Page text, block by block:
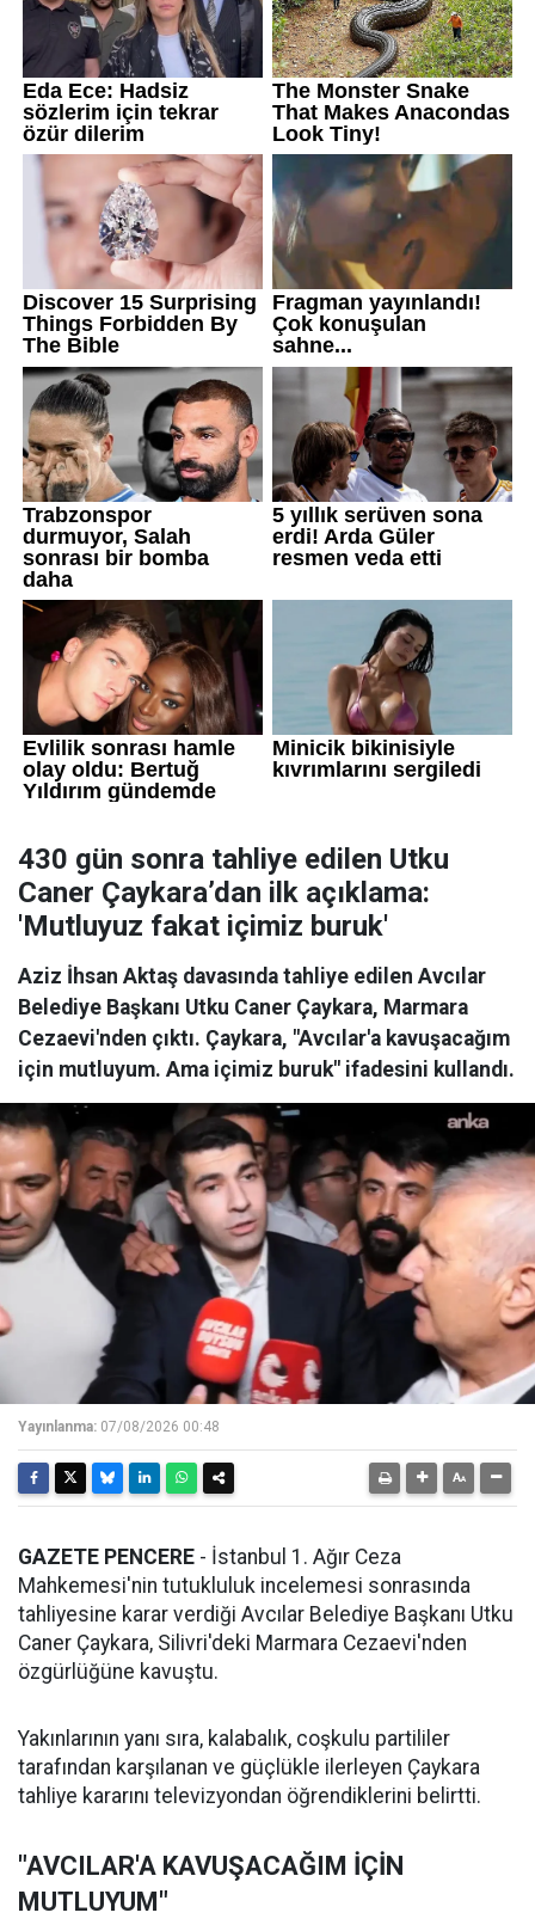
430 gün sonra tahliye edilen Utku
Caner Çaykara’dan ilk açıklama:
'Mutluyuz fakat içimiz buruk'
Aziz İhsan Aktaş davasında tahliye edilen Avcılar
Belediye Başkanı Utku Caner Çaykara, Marmara
Cezaevi'nden çıktı. Çaykara, "Avcılar'a kavuşacağım
için mutluyum. Ama içimiz buruk" ifadesini kullandı.
Yayınlanma: 07/08/2026 00:48
GAZETE PENCERE - İstanbul 1. Ağır Ceza
Mahkemesi'nin tutukluluk incelemesi sonrasında
tahliyesine karar verdiği Avcılar Belediye Başkanı Utku
Caner Çaykara, Silivri'deki Marmara Cezaevi'nden
özgürlüğüne kavuştu.
Yakınlarının yanı sıra, kalabalık, coşkulu partililer
tarafından karşılanan ve güçlükle ilerleyen Çaykara
tahliye kararını televizyondan öğrendiklerini belirtti.
"AVCILAR'A KAVUŞACAĞIM İÇİN
MUTLUYUM"